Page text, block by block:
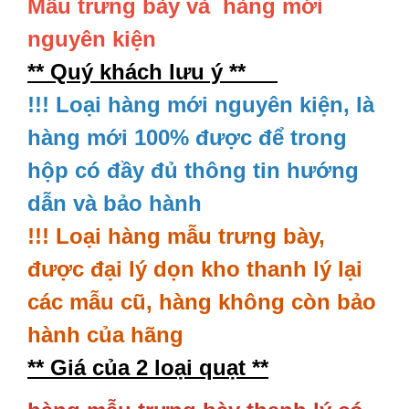
Mẫu trưng bày và hàng mới
nguyên kiện
** Quý khách lưu ý **
!!! Loại hàng mới nguyên kiện, là
hàng mới 100% được để trong
hộp có đầy đủ thông tin hướng
dẫn và bảo hành
!!! Loại hàng mẫu trưng bày,
được đại lý dọn kho thanh lý lại
các mẫu cũ, hàng không còn bảo
hành của hãng
** Giá của 2 loại quạt **